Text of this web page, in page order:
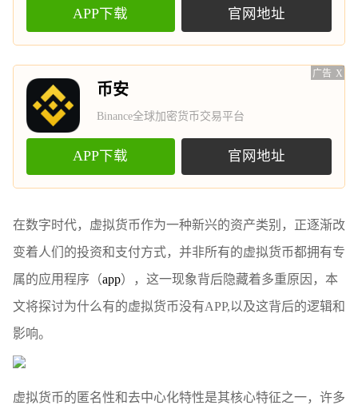
APP下载 官网地址
广告 X
币安
Binance全球加密货币交易平台
APP下载 官网地址
在数字时代，虚拟货币作为一种新兴的资产类别，正逐渐改
变着人们的投资和支付方式，并非所有的虚拟货币都拥有专
属的应用程序（app），这一现象背后隐藏着多重原因，本
文将探讨为什么有的虚拟货币没有APP,以及这背后的逻辑和
影响。
虚拟货币的匿名性和去中心化特性是其核心特征之一，许多